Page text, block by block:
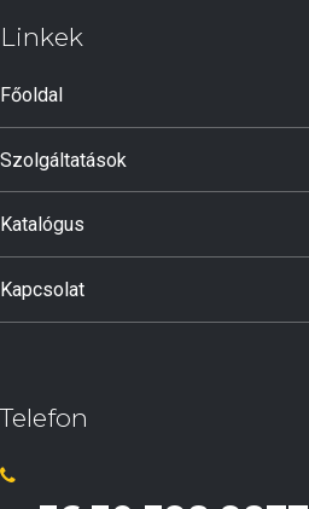
Linkek
Főoldal
Szolgáltatások
Katalógus
Kapcsolat
Telefon